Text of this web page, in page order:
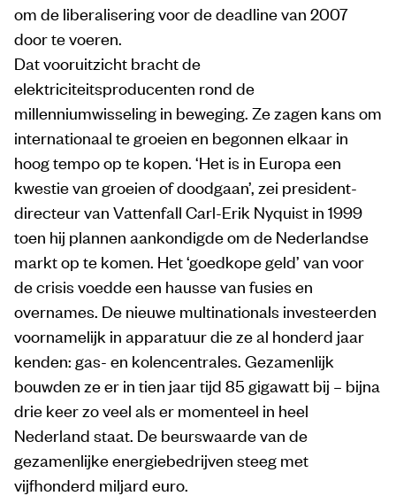
om de liberalisering voor de deadline van 2007
door te voeren.
Dat vooruitzicht bracht de
elektriciteitsproducenten rond de
millenniumwisseling in beweging. Ze zagen kans om
internationaal te groeien en begonnen elkaar in
hoog tempo op te kopen. ‘Het is in Europa een
kwestie van groeien of doodgaan’, zei president-
directeur van Vattenfall Carl-Erik Nyquist in 1999
toen hij plannen aankondigde om de Nederlandse
markt op te komen. Het ‘goedkope geld’ van voor
de crisis voedde een hausse van fusies en
overnames. De nieuwe multinationals investeerden
voornamelijk in apparatuur die ze al honderd jaar
kenden: gas- en kolencentrales. Gezamenlijk
bouwden ze er in tien jaar tijd 85 gigawatt bij – bijna
drie keer zo veel als er momenteel in heel
Nederland staat. De beurswaarde van de
gezamenlijke energiebedrijven steeg met
vijfhonderd miljard euro.